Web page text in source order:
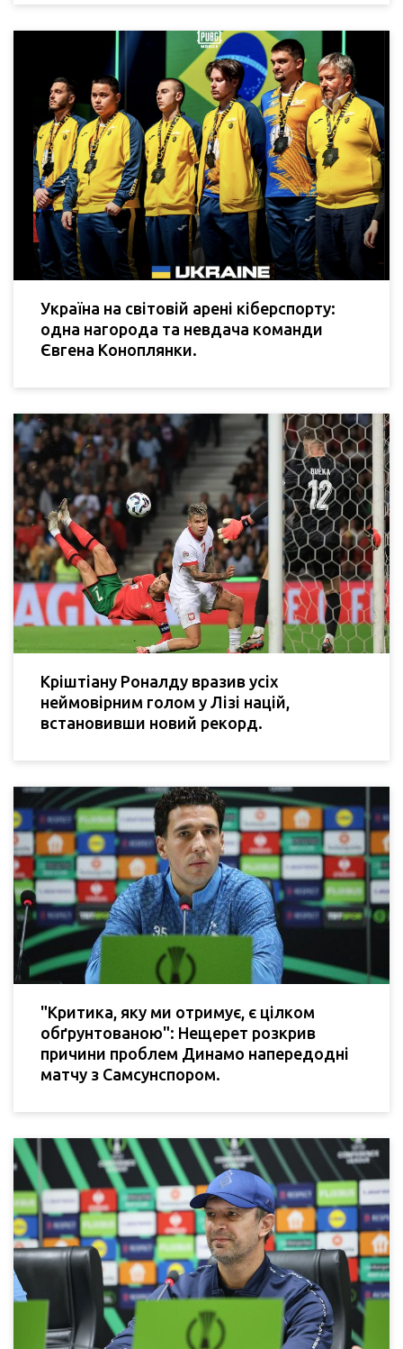
Україна на світовій арені кіберспорту:
одна нагорода та невдача команди
Євгена Коноплянки.
Кріштіану Роналду вразив усіх
неймовірним голом у Лізі націй,
встановивши новий рекорд.
"Критика, яку ми отримує, є цілком
обґрунтованою": Нещерет розкрив
причини проблем Динамо напередодні
матчу з Самсунспором.